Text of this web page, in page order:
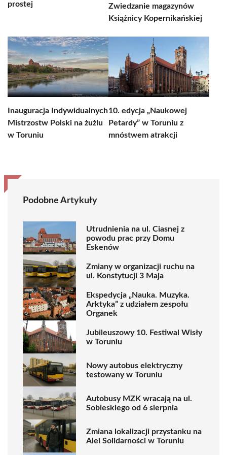
prostej
Zwiedzanie magazynów
Książnicy Kopernikańskiej
Inauguracja Indywidualnych
Mistrzostw Polski na żużlu
w Toruniu
10. edycja „Naukowej
Petardy” w Toruniu z
mnóstwem atrakcji
Podobne Artykuły
Utrudnienia na ul. Ciasnej z
powodu prac przy Domu
Eskenów
Zmiany w organizacji ruchu na
ul. Konstytucji 3 Maja
Ekspedycja „Nauka. Muzyka.
Arktyka” z udziałem zespołu
Organek
Jubileuszowy 10. Festiwal Wisły
w Toruniu
Nowy autobus elektryczny
testowany w Toruniu
Autobusy MZK wracają na ul.
Sobieskiego od 6 sierpnia
Zmiana lokalizacji przystanku na
Alei Solidarności w Toruniu